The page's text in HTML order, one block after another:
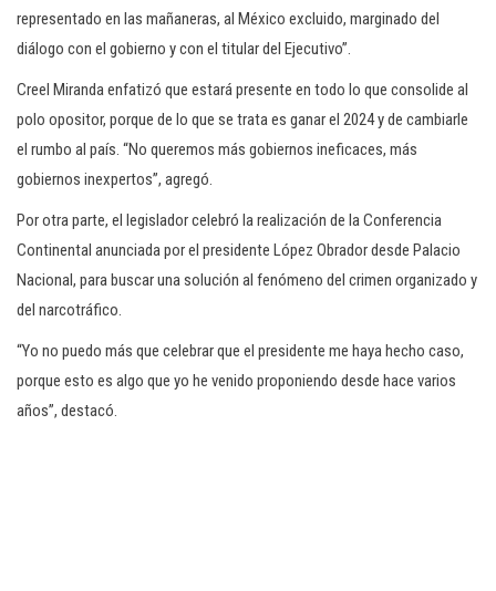
representado en las mañaneras, al México excluido, marginado del
diálogo con el gobierno y con el titular del Ejecutivo”.
Creel Miranda enfatizó que estará presente en todo lo que consolide al
polo opositor, porque de lo que se trata es ganar el 2024 y de cambiarle
el rumbo al país. “No queremos más gobiernos ineficaces, más
gobiernos inexpertos”, agregó.
Por otra parte, el legislador celebró la realización de la Conferencia
Continental anunciada por el presidente López Obrador desde Palacio
Nacional, para buscar una solución al fenómeno del crimen organizado y
del narcotráfico.
“Yo no puedo más que celebrar que el presidente me haya hecho caso,
porque esto es algo que yo he venido proponiendo desde hace varios
años”, destacó.